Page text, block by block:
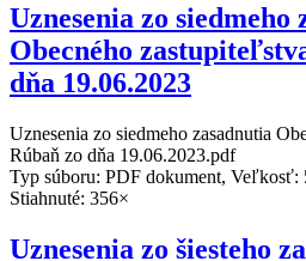
Uznesenia zo siedmeho
Obecného
dňa 19.06.2023
Uznesenia zo siedmeho zasadnutia
Rúbaň zo dňa 19.06.2023.pdf
Typ súboru: PDF dokument, Veľkosť:
Stiahnuté: 356×
Uznesenia zo šiesteho